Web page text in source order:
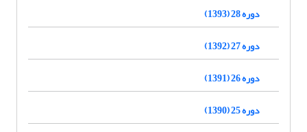
دوره 28 (1393)
دوره 27 (1392)
دوره 26 (1391)
دوره 25 (1390)